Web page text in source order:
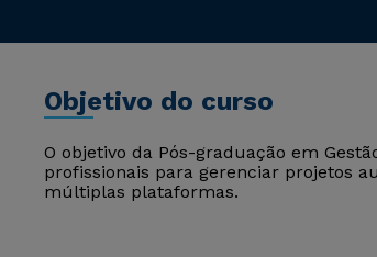
Objetivo do curso
O objetivo da Pós-graduação em
profissionais para gerenciar projetos
múltiplas plataformas.